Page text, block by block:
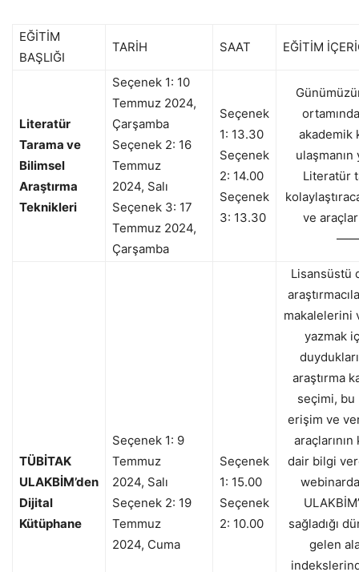
EĞİTİM
BAŞLIĞI
TARİH SAAT EĞİTİM
Literatür
Tarama ve
Bilimsel
Araştırma
Teknikleri
Seçenek 1: 10
Temmuz 2024,
Çarşamba
Seçenek 2: 16
Temmuz
2024, Salı
Seçenek 3: 17
Temmuz 2024,
Çarşamba
Seçenek
1: 13.30
Seçenek
2: 14.00
Seçenek
3: 13.30
akademik
Literatür
ve
TÜBİTAK
ULAKBİM’den
Dijital
Kütüphane
Seçenek 1: 9
Temmuz
2024, Salı
Seçenek 2: 19
Temmuz
2024, Cuma
Seçenek
1: 15.00
Seçenek
2: 10.00
Lisansüstü
makalelerini
yazmak
araştırma
seçimi, bu
erişim ve
araçlarının
dair bilgi
sağladığı
gelen